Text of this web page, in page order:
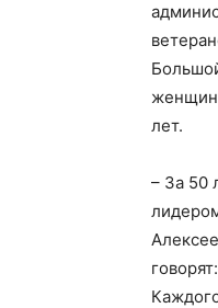
лет.
– За 50